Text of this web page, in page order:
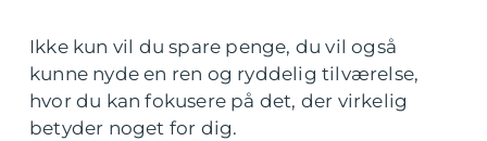
Ikke kun vil du spare penge, du vil også
kunne nyde en ren og ryddelig tilværelse,
hvor du kan fokusere på det, der virkelig
betyder noget for dig.